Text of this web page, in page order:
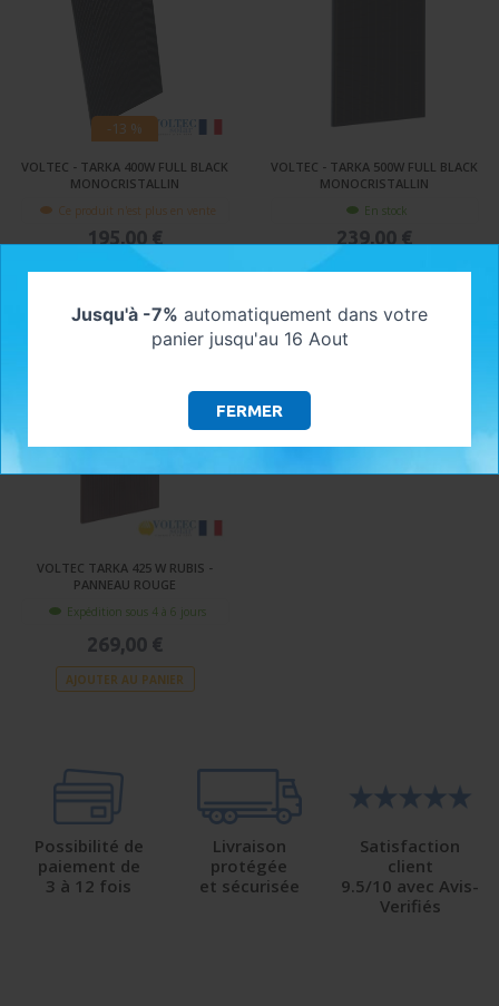
-13 %
VOLTEC - TARKA 400W FULL BLACK
MONOCRISTALLIN
Ce produit n'est plus en vente
195,00 €
VOIR LE PRODUIT
VOLTEC - TARKA 500W FULL BLACK
MONOCRISTALLIN
En stock
239,00 €
AJOUTER AU PANIER
VOLTEC TARKA 425 W RUBIS -
PANNEAU ROUGE
Expédition sous 4 à 6 jours
269,00 €
AJOUTER AU PANIER
Possibilité de
paiement de
3 à 12 fois
Livraison
protégée
et sécurisée
Satisfaction
client
9.5/10 avec Avis-
Verifiés
Jusqu'à -7% automatiquement dans votre
panier jusqu'au 16 Aout
FERMER